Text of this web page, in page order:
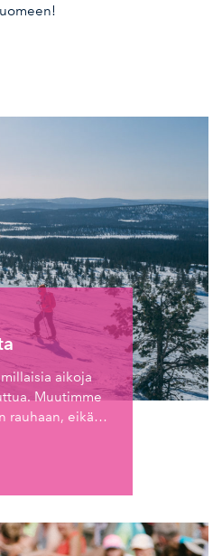
aikoja
Muutimme
rauhaan, eikä…